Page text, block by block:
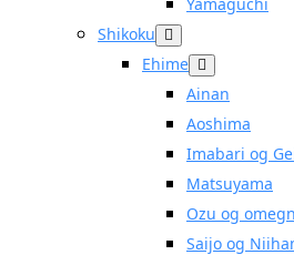
Shikoku
Ehime
Ainan
Aoshima
Imabari og
Matsuyama
Ozu og omegn
Saijo og